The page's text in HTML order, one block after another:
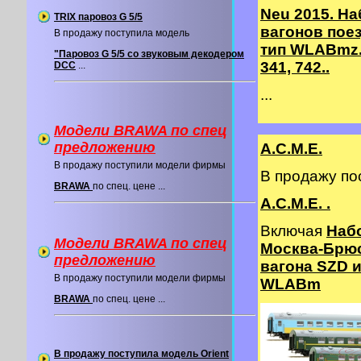
TRIX паровоз G 5/5
В продажу поступила модель
"Паровоз G 5/5 со звуковым декодером
DCC ...
Модели BRAWA по спец
предложению
В продажу поступили модели фирмы
BRAWA по спец. цене ...
Модели BRAWA по спец
предложению
В продажу поступили модели фирмы
BRAWA по спец. цене ...
В продажу поступила модель Orient
Neu 2015.
вагонов
тип
341, 742..
...
A.C.M.E.
В продажу
A.C.M.E. .
Включая
Москва-
вагона SZD
WLABm